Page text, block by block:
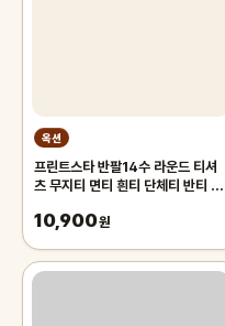
옥션
프린트스타 반팔14수 라운드 티셔
츠 무지티 면티 흰티 단체티 반티 아
10,900원